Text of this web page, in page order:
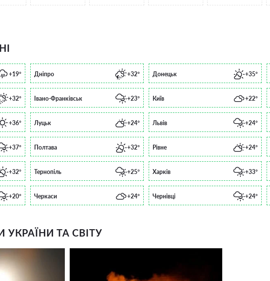
+19° Дніпро +32° Донецьк +35°
+32° Івано-Франківськ +23° Київ +22°
+36° Луцьк +24° Львів +24°
+37° Полтава +32° Рівне +24°
+32° Тернопіль +25° Харків +33°
+20° Черкаси +24° Чернівці +24°
ТА СВІТУ